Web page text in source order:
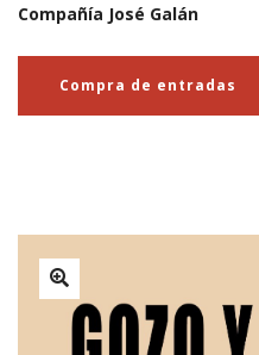
Compañía José Galán
Compra de entradas